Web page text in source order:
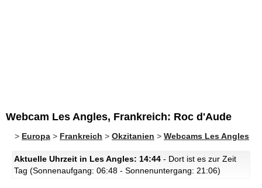
Webcam Les Angles, Frankreich: Roc d'Aude
> Europa > Frankreich > Okzitanien > Webcams Les Angles
Aktuelle Uhrzeit in Les Angles: 14:44 - Dort ist es zur Zeit
Tag (Sonnenaufgang: 06:48 - Sonnenuntergang: 21:06)